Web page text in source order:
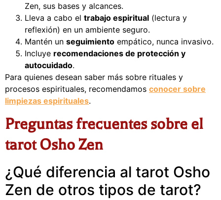
Zen, sus bases y alcances.
Lleva a cabo el trabajo espiritual (lectura y
reflexión) en un ambiente seguro.
Mantén un seguimiento empático, nunca invasivo.
Incluye recomendaciones de protección y
autocuidado.
Para quienes desean saber más sobre rituales y
procesos espirituales, recomendamos conocer sobre
limpiezas espirituales.
Preguntas frecuentes sobre el
tarot Osho Zen
¿Qué diferencia al tarot Osho
Zen de otros tipos de tarot?